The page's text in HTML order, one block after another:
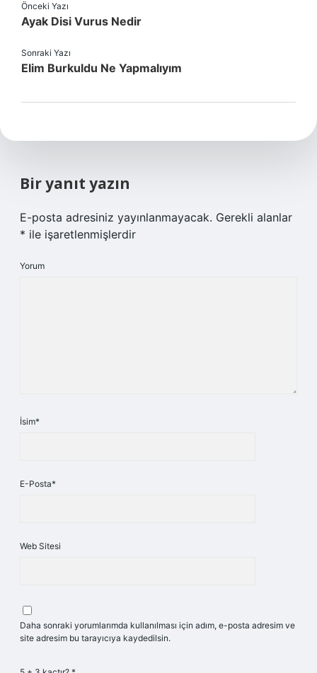
Önceki Yazı
Ayak Disi Vurus Nedir
Sonraki Yazı
Elim Burkuldu Ne Yapmalıyım
Bir yanıt yazın
E-posta adresiniz yayınlanmayacak. Gerekli alanlar
* ile işaretlenmişlerdir
Yorum
İsim*
E-Posta*
Web Sitesi
Daha sonraki yorumlarımda kullanılması için adım, e-posta adresim ve
site adresim bu tarayıcıya kaydedilsin.